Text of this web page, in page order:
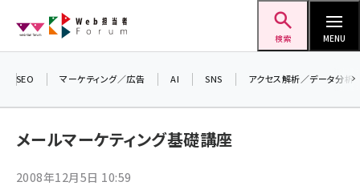
ン
検索 MENU
seo (3536)
SEO マーケティング／広告 AI SNS アクセス解析／データ分析
メールマーケティング基礎講座
2008年12月5日 10:59
＼ 8月27日開催、申し込み受付中！ ／
フォーラム 2026」開催！